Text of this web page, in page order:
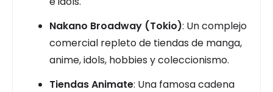
Nakano Broadway (Tokio): Un complejo
comercial repleto de tiendas de manga,
anime, idols, hobbies y coleccionismo.
Tiendas Animate: Una famosa cadena